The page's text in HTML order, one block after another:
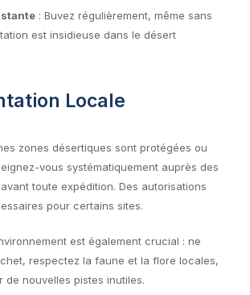
: Buvez régulièrement, même sans
est insidieuse dans le désert
Locale
zones désertiques sont protégées ou
vous systématiquement auprès des
toute expédition. Des autorisations
pour certains sites.
est également crucial : ne
respectez la faune et la flore locales,
de nouvelles pistes inutiles.